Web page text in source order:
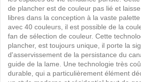
de plancher est de couleur pas lié et
libres dans la conception à la vaste
avec 40 couleurs, il est possible de la
fan de sélection de couleur. Cette
plancher, est toujours unique, il porte la
d'asservissement de la persistance du
guide de la lame.
Une technologie très
durable, qui a particulièrement élément